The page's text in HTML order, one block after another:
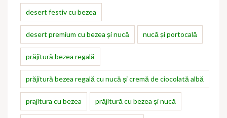
desert festiv cu bezea
desert premium cu bezea și nucă nucă și portocală
prăjitură bezea regală
prăjitură bezea regală cu nucă și cremă de ciocolată albă
prajitura cu bezea prăjitură cu bezea și nucă